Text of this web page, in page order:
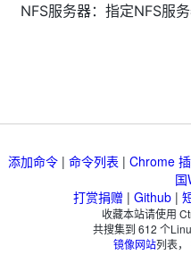
NFS服务器：指定NFS服
添加命令 | 命令列表 | Chrome
国
打赏捐赠 | Github |
收藏本站请使用
共搜集到 612 个
镜像网站列表，